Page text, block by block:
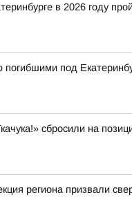
в 2026 году
под
сбросили на
региона призвали